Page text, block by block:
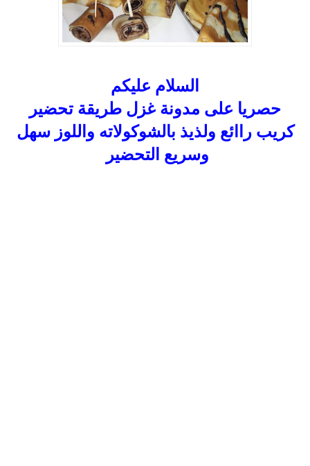
السلام عليكم
حصريا على مدونة غزل طريقة تحضير
كريب راائع ولذيذ بالشوكولاته واللوز سهل
وسريع التحضير